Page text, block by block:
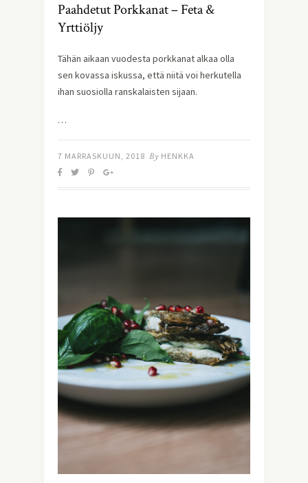
Paahdetut Porkkanat – Feta &
Yrttiöljy
Tähän aikaan vuodesta porkkanat alkaa olla
sen kovassa iskussa, että niitä voi herkutella
ihan suosiolla ranskalaisten sijaan.
…
7 MARRASKUUN, 2018 By HENKKA